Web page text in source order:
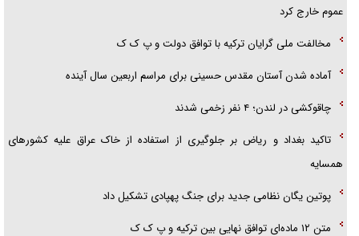
عموم خارج کرد
مخالفت ملی گرایان ترکیه با توافق دولت و پ ک ک
آماده شدن آستان مقدس حسینی برای مراسم اربعین سال آینده
چاقوکشی در لندن؛ ۴ نفر زخمی شدند
تاکید بغداد و ریاض بر جلوگیری از استفاده از خاک عراق علیه کشور‌های
همسایه
پوتین یگان نظامی جدید برای جنگ پهپادی تشکیل داد
متن ۱۲ ماده‌ای توافق نهایی بین ترکیه و پ ک ک